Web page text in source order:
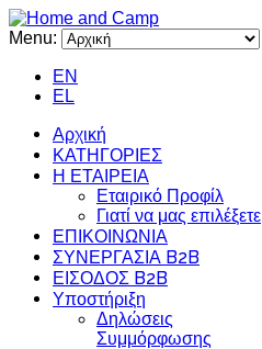
Menu:
EN
EL
Αρχική
ΚΑΤΗΓΟΡΙΕΣ
Η ΕΤΑΙΡΕΙΑ
Εταιρικό Προφίλ
Γιατί να μας επιλέξετε
ΕΠΙΚΟΙΝΩΝΙΑ
ΣΥΝΕΡΓΑΣΙΑ B2B
ΕΙΣΟΔΟΣ B2B
Υποστήριξη
Δηλώσεις
Συμμόρφωσης